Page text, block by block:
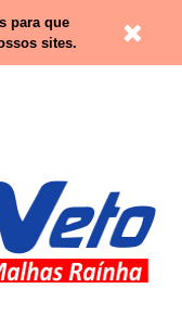
Contacte-nos
para que
sites.